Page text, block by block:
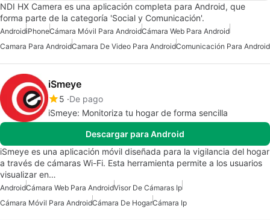
NDI HX Camera es una aplicación completa para Android, que
forma parte de la categoría 'Social y Comunicación'.
AndroidiPhoneCámara Móvil Para AndroidCámara Web Para Android
Camara Para AndroidCamara De Video Para AndroidComunicación Para Android
iSmeye
5 De pago
iSmeye: Monitoriza tu hogar de forma sencilla
Descargar para Android
iSmeye es una aplicación móvil diseñada para la vigilancia del hogar
a través de cámaras Wi-Fi. Esta herramienta permite a los usuarios
visualizar en…
AndroidCámara Web Para AndroidVisor De Cámaras Ip
Cámara Móvil Para AndroidCámara De HogarCámara Ip